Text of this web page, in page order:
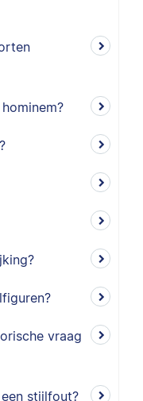
vraag
stijlfout?